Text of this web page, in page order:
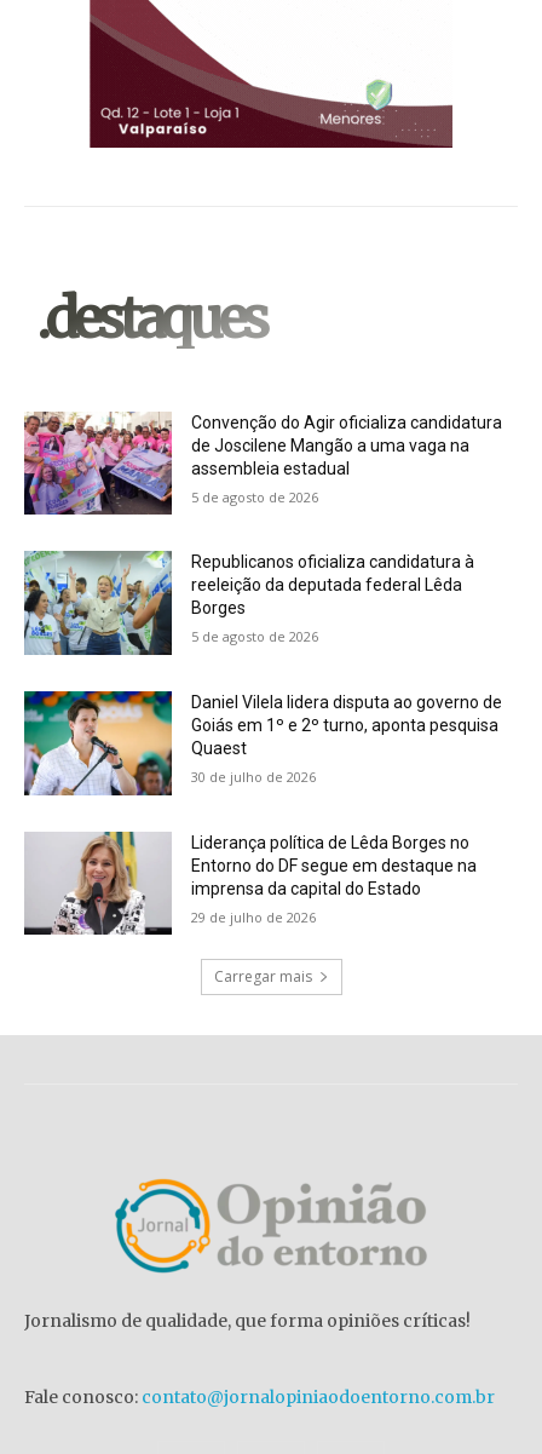
.destaques
Convenção do Agir oficializa candidatura
de Joscilene Mangão a uma vaga na
assembleia estadual
5 de agosto de 2026
Republicanos oficializa candidatura à
reeleição da deputada federal Lêda
Borges
5 de agosto de 2026
Daniel Vilela lidera disputa ao governo de
Goiás em 1º e 2º turno, aponta pesquisa
Quaest
30 de julho de 2026
Liderança política de Lêda Borges no
Entorno do DF segue em destaque na
imprensa da capital do Estado
29 de julho de 2026
Carregar mais
Jornalismo de qualidade, que forma opiniões críticas!
Fale conosco: contato@jornalopiniaodoentorno.com.br